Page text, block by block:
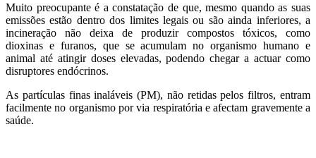
Muito preocupante é a constatação de que, mesmo quando as suas
emissões estão dentro dos limites legais ou são ainda inferiores, a
incineração não deixa de produzir compostos tóxicos, como
dioxinas e furanos, que se acumulam no organismo humano e
animal até atingir doses elevadas, podendo chegar a actuar como
disruptores endócrinos.
As partículas finas inaláveis (PM), não retidas pelos filtros, entram
facilmente no organismo por via respiratória e afectam gravemente a
saúde.